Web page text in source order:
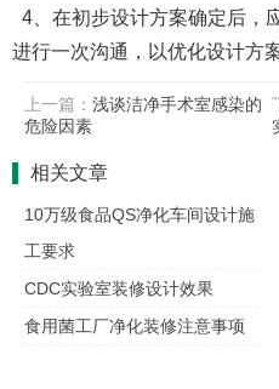
4、在初步设计方案确定后，
进行一次沟通，以优化设计方
上一篇： 浅谈洁净手术室感染的
危险因素
相关文章
10万级食品QS净化车间设计施
工要求
CDC实验室装修设计效果
食用菌工厂净化装修注意事项